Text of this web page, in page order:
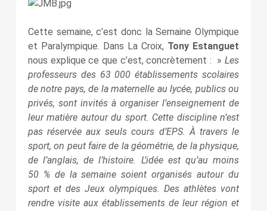
Cette semaine, c’est donc la Semaine Olympique
et Paralympique. Dans La Croix, Tony Estanguet
nous explique ce que c’est, concrètement : »Les
professeurs des 63 000 établissements scolaires
de notre pays, de la maternelle au lycée, publics ou
privés, sont invités à organiser l’enseignement de
leur matière autour du sport. Cette discipline n’est
pas réservée aux seuls cours d’EPS. À travers le
sport, on peut faire de la géométrie, de la physique,
de l’anglais, de l’histoire. L’idée est qu’au moins
50 % de la semaine soient organisés autour du
sport et des Jeux olympiques. Des athlètes vont
rendre visite aux établissements de leur région et